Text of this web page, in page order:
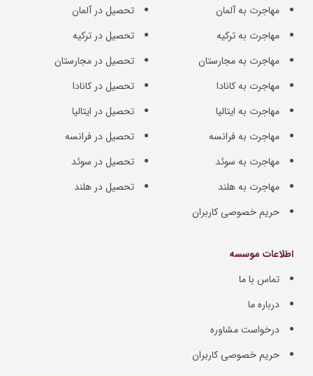
مهاجرت به آلمان
مهاجرت به ترکیه
مهاجرت به مجارستان
مهاجرت به کانادا
مهاجرت به ایتالیا
مهاجرت به فرانسه
مهاجرت به سوئد
مهاجرت به هلند
حریم خصوصی کاربران
تحصیل در آلمان
تحصیل در ترکیه
تحصیل در مجارستان
تحصیل در کانادا
تحصیل در ایتالیا
تحصیل در فرانسه
تحصیل در سوئد
تحصیل در هلند
اطلاعات موسسه
تماس با ما
درباره ما
درخواست مشاوره
حریم خصوصی کاربران